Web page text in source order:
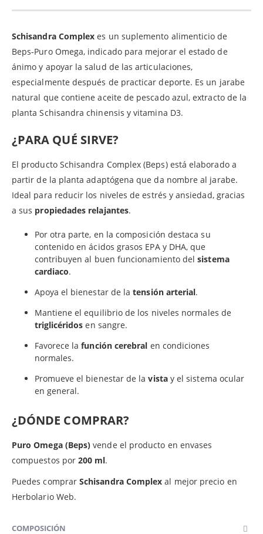
Schisandra Complexes un suplemento alimenticio de
Beps-Puro Omega, indicado para mejorar el estado de
ánimo y apoyar la salud de las articulaciones,
especialmente después de practicar deporte. Es un jarabe
natural que contiene aceite de pescado azul, extracto de la
planta Schisandra chinensis y vitamina D3.
¿PARA QUÉ SIRVE?
El producto Schisandra Complex (Beps) está elaborado a
partir de la planta adaptógena que da nombre al jarabe.
Ideal para reducir los niveles de estrés y ansiedad, gracias
a sus propiedades relajantes.
Por otra parte, en la composición destaca su
contenido en ácidos grasos EPA y DHA, que
contribuyen al buen funcionamiento delsistema
cardiaco.
Apoya el bienestar de latensión arterial.
Mantiene el equilibrio de los niveles normales de
triglicéridos en sangre.
Favorece lafunción cerebral en condiciones
normales.
Promueve el bienestar de lavistay el sistema ocular
en general.
¿DÓNDE COMPRAR?
Puro Omega (Beps) vende el producto en envases
compuestos por200 ml.
Puedes comprarSchisandra Complex al mejor precio en
Herbolario Web.
COMPOSICIÓN